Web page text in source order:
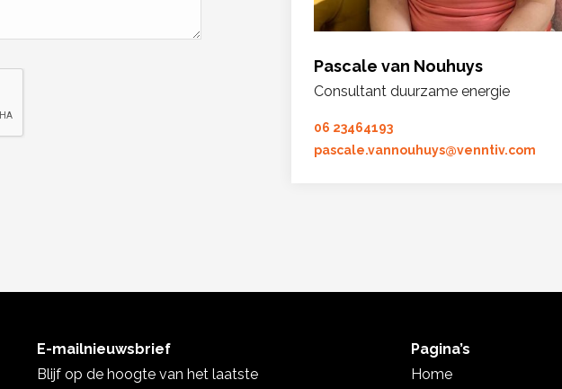
Pascale van Nouhuys
Consultant duurzame energie
06 23464193
pascale.vannouhuys@venntiv.com
E-mailnieuwsbrief
Blijf op de hoogte van het laatste
Pagina’s
Home